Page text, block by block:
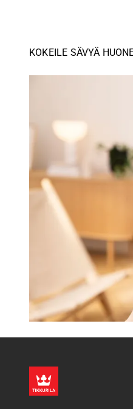
KOKEILE SÄVYÄ